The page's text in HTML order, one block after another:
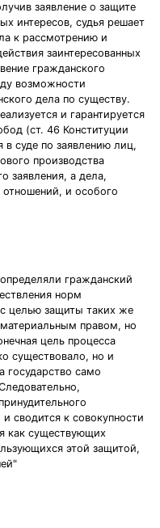
заявление о защите
интересов, судья решает
к рассмотрению и
заинтересованных
гражданского
возможности
дела по существу.
и гарантируется
(ст. 46 Конституции
суде по заявлению лиц,
производства
заявления, а дела,
и особого
гражданский
норм
целью защиты таких же
правом, но
цель процесса
существовало, но и
государство само
сводится к совокупности
как существующих
этой защитой,